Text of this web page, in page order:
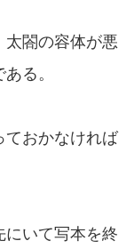
太閤の容体が悪
る。
ておかなければ
にいて写本を終